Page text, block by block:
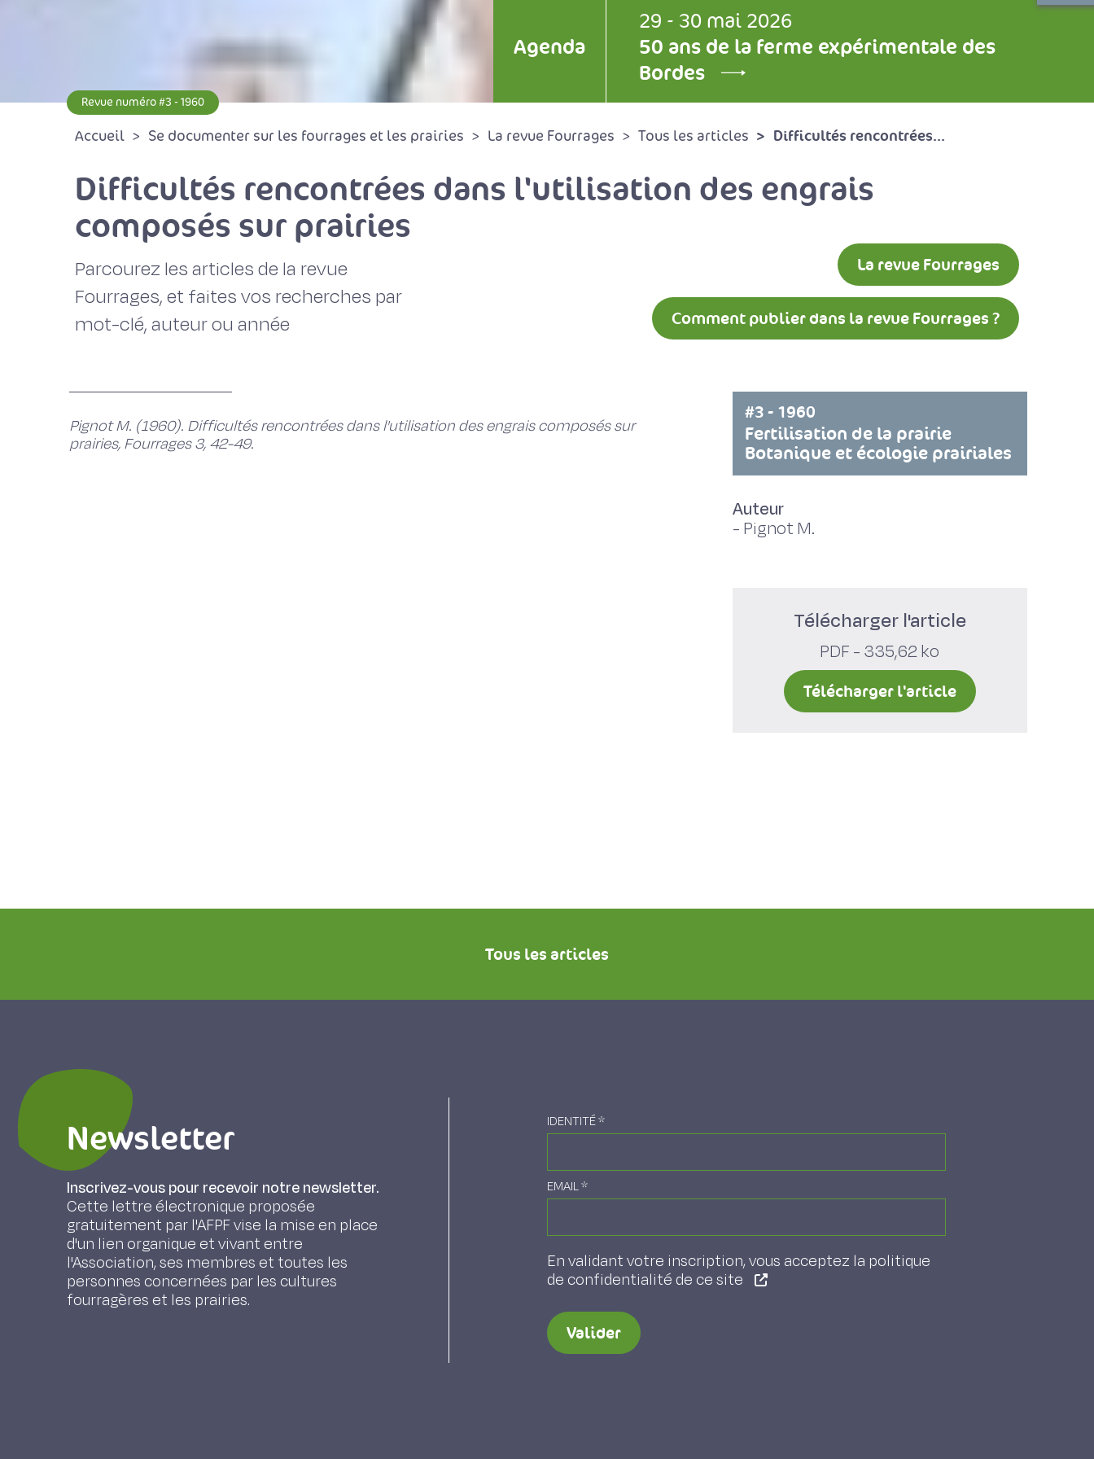
Agenda
29 - 30 mai 2026
50 ans de la ferme expérimentale des
Bordes
Revue numéro #3 - 1960
Accueil Se documenter sur les fourrages et les prairies La revue Fourrages Tous les articles Difficultés rencontrées...
Difficultés rencontrées dans l'utilisation des engrais
composés sur prairies
Parcourez les articles de la revue
Fourrages, et faites vos recherches par
mot-clé, auteur ou année
La revue Fourrages
Comment publier dans la revue Fourrages ?
Pignot M. (1960). Difficultés rencontrées dans l'utilisation des engrais composés sur
prairies, Fourrages 3, 42-49.
#3 - 1960
Fertilisation de la prairie
Botanique et écologie prairiales
Auteur
- Pignot M.
Télécharger l'article
PDF - 335,62 ko
Télécharger l'article
Tous les articles
Newsletter
Inscrivez-vous pour recevoir notre newsletter.
Cette lettre électronique proposée
gratuitement par l'AFPF vise la mise en place
d'un lien organique et vivant entre
l'Association, ses membres et toutes les
personnes concernées par les cultures
fourragères et les prairies.
IDENTITÉ*
EMAIL*
En validant votre inscription, vous acceptez la politique
de confidentialité de ce site
Valider